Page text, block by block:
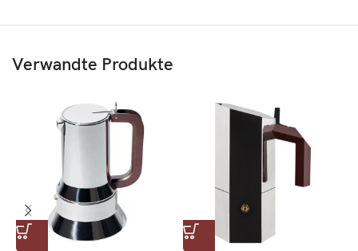
Verwandte Produkte